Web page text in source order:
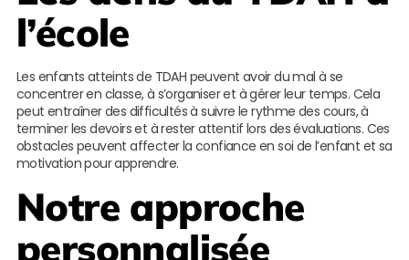
l’école
Les enfants atteints de TDAH peuvent avoir du mal à se
concentrer en classe, à s’organiser et à gérer leur temps. Cela
peut entraîner des difficultés à suivre le rythme des cours, à
terminer les devoirs et à rester attentif lors des évaluations. Ces
obstacles peuvent affecter la confiance en soi de l’enfant et sa
motivation pour apprendre.
Notre approche
personnalisée